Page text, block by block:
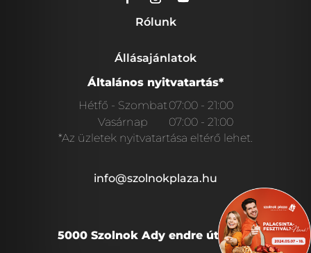
Rólunk
Állásajánlatok
Általános nyitvatartás*
Hétfő - Szombat 07:00 - 21:00
Vasárnap
07:00 - 21:00
*Az üzletek nyitvatartása eltérő lehet.
info@szolnokplaza.hu
5000 Szolnok Ady endre út 28/A.